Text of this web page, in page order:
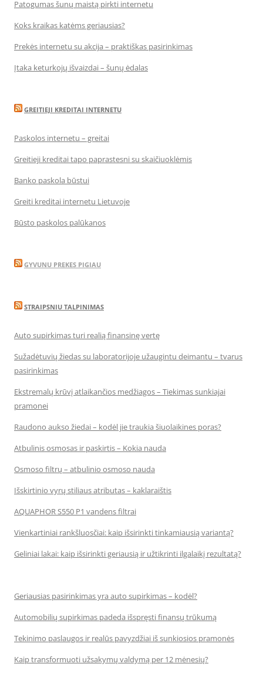
Patogumas šunų maistą pirkti internetu
Koks kraikas katėms geriausias?
Prekės internetu su akcija – praktiškas pasirinkimas
Įtaka keturkojų išvaizdai – šunų ėdalas
GREITIEJI KREDITAI INTERNETU
Paskolos internetu – greitai
Greitieji kreditai tapo paprastesni su skaičiuoklėmis
Banko paskola būstui
Greiti kreditai internetu Lietuvoje
Būsto paskolos palūkanos
GYVUNU PREKES PIGIAU
STRAIPSNIU TALPINIMAS
Auto supirkimas turi realią finansinę vertę
Sužadėtuvių žiedas su laboratorijoje užaugintu deimantu – tvarus
pasirinkimas
Ekstremalų krūvį atlaikančios medžiagos – Tiekimas sunkiajai
pramonei
Raudono aukso žiedai – kodėl jie traukia šiuolaikines poras?
Atbulinis osmosas ir paskirtis – Kokia nauda
Osmoso filtrų – atbulinio osmoso nauda
Išskirtinio vyrų stiliaus atributas – kaklaraištis
AQUAPHOR S550 P1 vandens filtrai
Vienkartiniai rankšluosčiai: kaip išsirinkti tinkamiausią variantą?
Geliniai lakai: kaip išsirinkti geriausią ir užtikrinti ilgalaikį rezultatą?
Geriausias pasirinkimas yra auto supirkimas – kodėl?
Automobilių supirkimas padeda išspręsti finansų trūkumą
Tekinimo paslaugos ir realūs pavyzdžiai iš sunkiosios pramonės
Kaip transformuoti užsakymų valdymą per 12 mėnesių?